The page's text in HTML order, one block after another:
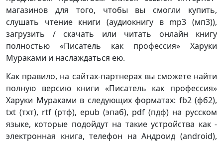
магазинов для того, чтобы вы смогли купить,
слушать чтение книги (аудиокнигу в mp3 (мп3)),
загрузить / скачать или читать онлайн книгу
полностью «Писатель как профессия» Харуки
Мураками и наслаждаться ею.
Как правило, на сайтах-партнерах вы сможете найти
полную версию книги «Писатель как профессия»
Харуки Мураками в следующих форматах: fb2 (фб2),
txt (тхт), rtf (ртф), epub (эпаб), pdf (пдф) на русском
языке, которые подойдут на такие устройства как -
электронная книга, телефон на Андроид (android),